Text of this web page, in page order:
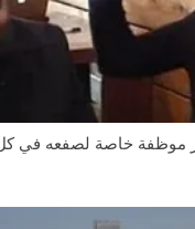
موظفة خاصة لصفعه في